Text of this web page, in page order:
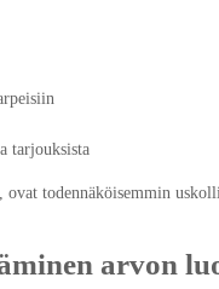
tarjouksista
ovat todennäköisemmin
arvon